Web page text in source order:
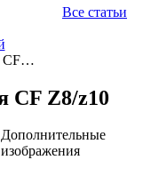
Все статьи
CF…
CF Z8/z10
Дополнительные
изображения